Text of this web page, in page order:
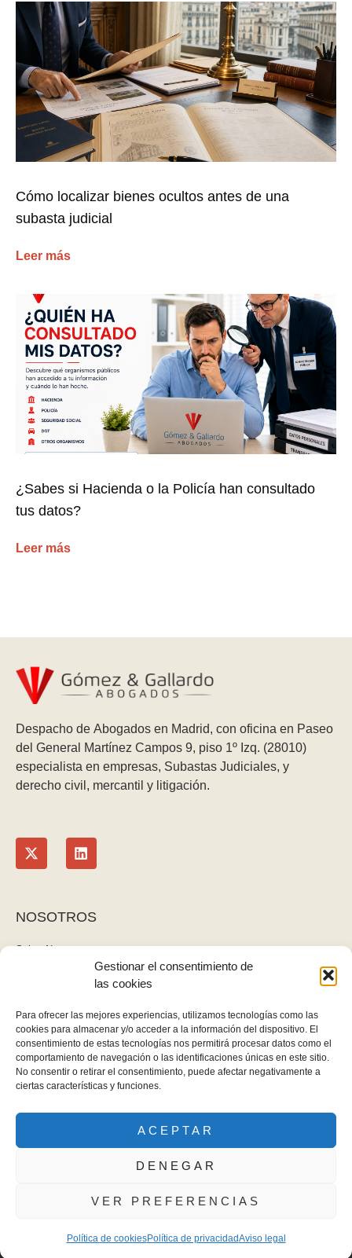
Gestionar el consentimiento de
las cookies
Para ofrecer las mejores experiencias, utilizamos tecnologías como las
cookies para almacenar y/o acceder a la información del dispositivo. El
consentimiento de estas tecnologías nos permitirá procesar datos como el
comportamiento de navegación o las identificaciones únicas en este sitio.
No consentir o retirar el consentimiento, puede afectar negativamente a
ciertas características y funciones.
ACEPTAR
DENEGAR
VER PREFERENCIAS
Política de cookiesPolítica de privacidadAviso legal
Cómo localizar bienes ocultos antes de una
subasta judicial
Leer más
¿Sabes si Hacienda o la Policía han consultado
tus datos?
Leer más
Despacho de Abogados en Madrid, con oficina en Paseo
del General Martínez Campos 9, piso 1º Izq. (28010)
especialista en empresas, Subastas Judiciales, y
derecho civil, mercantil y litigación.
NOSOTROS
Sobre Nosotros
Política de privacidad
Aviso legal y cookies
Derecho de desistimiento